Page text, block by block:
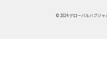
© 2024 グローバルハブジ